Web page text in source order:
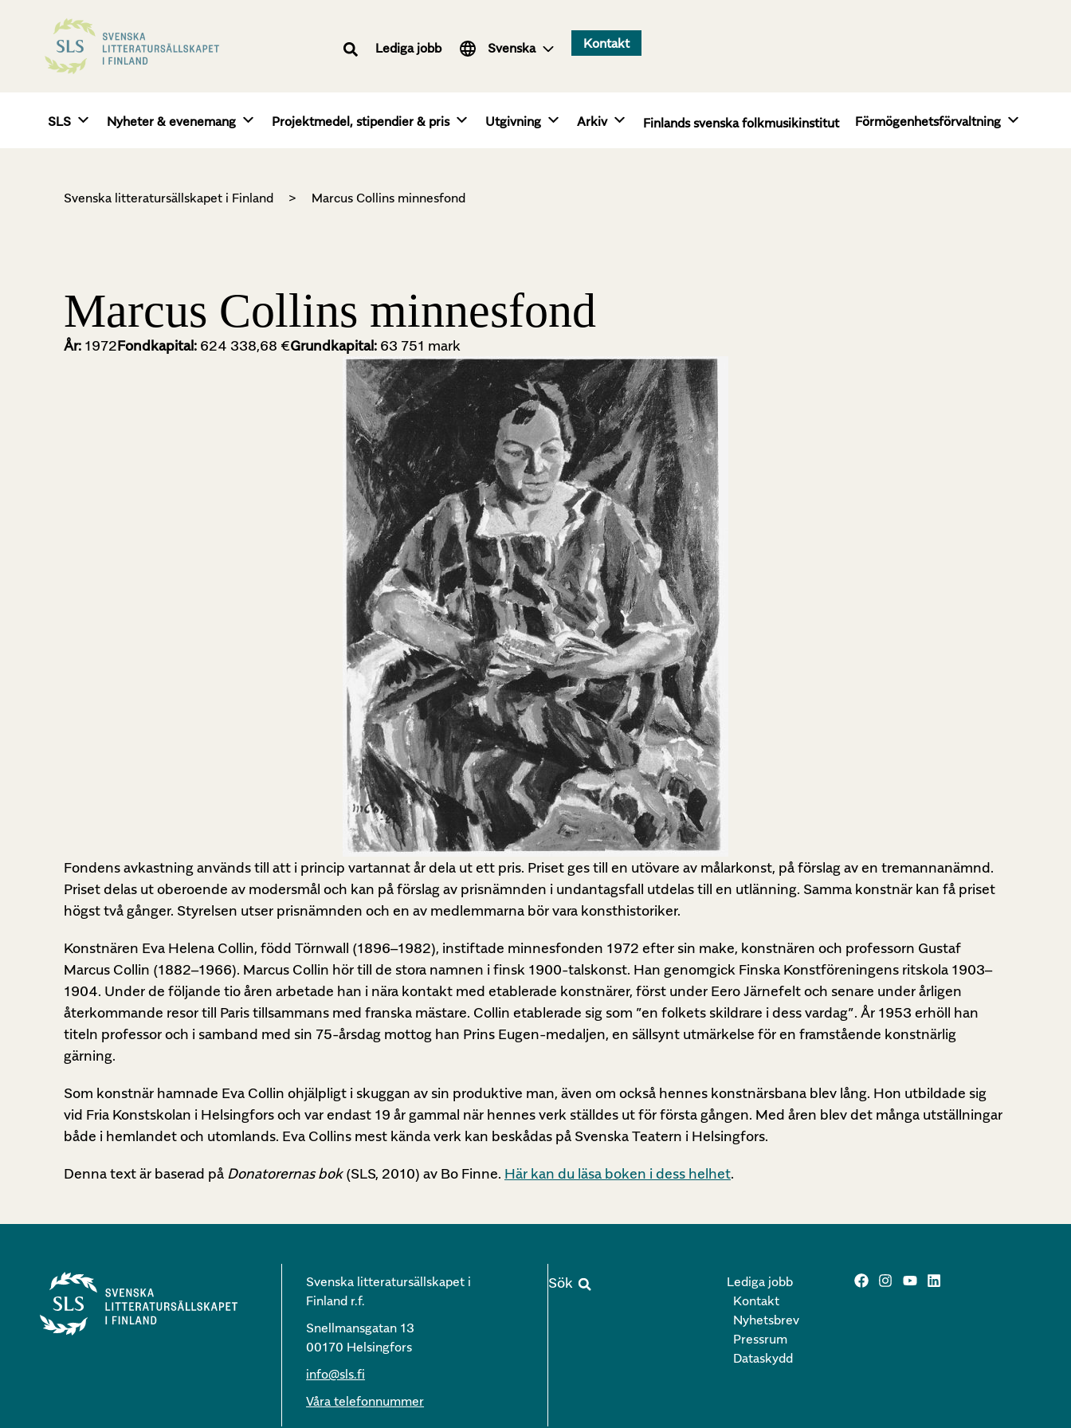
Lediga jobb Svenska
English Kontakt
SLS Nyheter & evenemang Projektmedel, stipendier & pris Utgivning Arkiv Finlands svenska folkmusikinstitut Förmögenhetsförvaltning
Svenska litteratursällskapet i Finland > Marcus Collins minnesfond
Marcus Collins minnesfond
År: 1972Fondkapital: 624 338,68 €Grundkapital: 63 751 mark
Fondens avkastning används till att i princip vartannat år dela ut ett pris. Priset ges till en utövare av målarkonst, på förslag av en tremannanämnd.
Priset delas ut oberoende av modersmål och kan på förslag av prisnämnden i undantagsfall utdelas till en utlänning. Samma konstnär kan få priset
högst två gånger. Styrelsen utser prisnämnden och en av medlemmarna bör vara konsthistoriker.
Konstnären Eva Helena Collin, född Törnwall (1896–1982), instiftade minnesfonden 1972 efter sin make, konstnären och professorn Gustaf
Marcus Collin (1882–1966). Marcus Collin hör till de stora namnen i finsk 1900-talskonst. Han genomgick Finska Konstföreningens ritskola 1903–
1904. Under de följande tio åren arbetade han i nära kontakt med etablerade konstnärer, först under Eero Järnefelt och senare under årligen
återkommande resor till Paris tillsammans med franska mästare. Collin etablerade sig som ”en folkets skildrare i dess vardag”. År 1953 erhöll han
titeln professor och i samband med sin 75-årsdag mottog han Prins Eugen-medaljen, en sällsynt utmärkelse för en framstående konstnärlig
gärning.
Som konstnär hamnade Eva Collin ohjälpligt i skuggan av sin produktive man, även om också hennes konstnärsbana blev lång. Hon utbildade sig
vid Fria Konstskolan i Helsingfors och var endast 19 år gammal när hennes verk ställdes ut för första gången. Med åren blev det många utställningar
både i hemlandet och utomlands. Eva Collins mest kända verk kan beskådas på Svenska Teatern i Helsingfors.
Denna text är baserad på Donatorernas bok(SLS, 2010) av Bo Finne. Här kan du läsa boken i dess helhet.
Svenska litteratursällskapet i
Finland r.f.
Snellmansgatan 13
00170 Helsingfors
info@sls.fi
Våra telefonnummer
Lediga jobb
Kontakt
Nyhetsbrev
Pressrum
Dataskydd